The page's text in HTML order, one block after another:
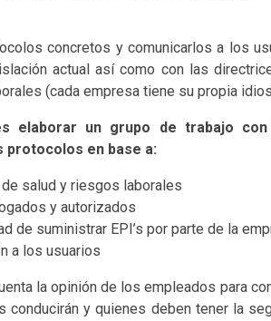
concretos y comunicarlos a los
actual así como con las
(cada empresa tiene su propia
elaborar un grupo de trabajo
protocolos en base a:
salud y riesgos laborales
y autorizados
de suministrar EPI’s por parte de la
a los usuarios
la opinión de los empleados para
conducirán y quienes deben tener la